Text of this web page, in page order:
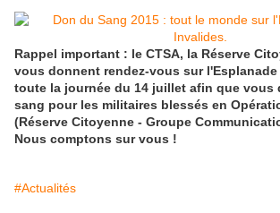
Rappel important : le CTSA, la Réserve
vous donnent rendez-vous sur
toute la journée du 14 juillet afin que vous
sang pour les militaires blessés en
(Réserve Citoyenne - Groupe
Nous comptons sur vous !
#Actualités